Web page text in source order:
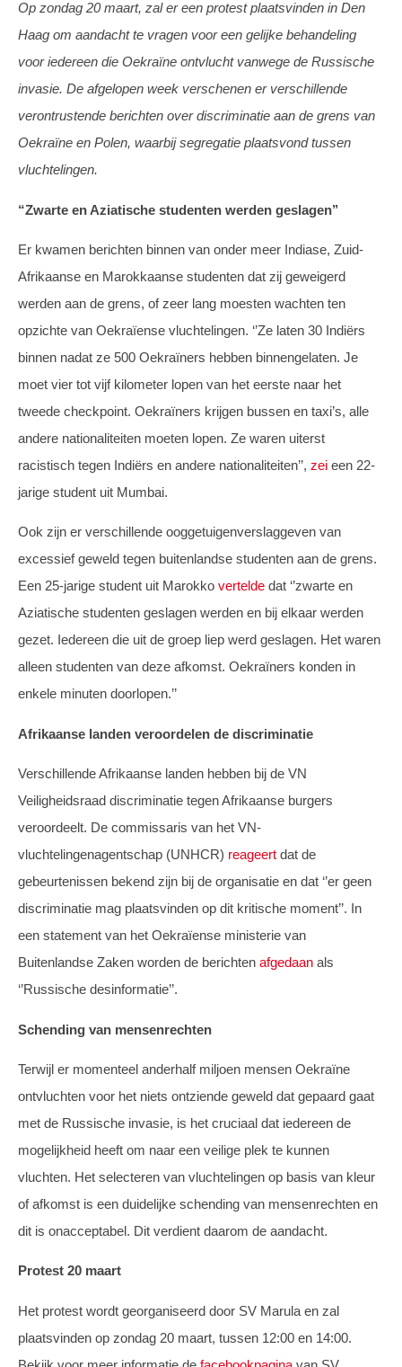
Op zondag 20 maart, zal er een protest plaatsvinden in Den
Haag om aandacht te vragen voor een gelijke behandeling
voor iedereen die Oekraïne ontvlucht vanwege de Russische
invasie. De afgelopen week verschenen er verschillende
verontrustende berichten over discriminatie aan de grens van
Oekraïne en Polen, waarbij segregatie plaatsvond tussen
vluchtelingen.
“Zwarte en Aziatische studenten werden geslagen’’
Er kwamen berichten binnen van onder meer Indiase, Zuid-
Afrikaanse en Marokkaanse studenten dat zij geweigerd
werden aan de grens, of zeer lang moesten wachten ten
opzichte van Oekraïense vluchtelingen. ‘’Ze laten 30 Indiërs
binnen nadat ze 500 Oekraïners hebben binnengelaten. Je
moet vier tot vijf kilometer lopen van het eerste naar het
tweede checkpoint. Oekraïners krijgen bussen en taxi’s, alle
andere nationaliteiten moeten lopen. Ze waren uiterst
racistisch tegen Indiërs en andere nationaliteiten’’, zei een 22-
jarige student uit Mumbai.
Ook zijn er verschillende ooggetuigenverslaggeven van
excessief geweld tegen buitenlandse studenten aan de grens.
Een 25-jarige student uit Marokko vertelde dat ‘’zwarte en
Aziatische studenten geslagen werden en bij elkaar werden
gezet. Iedereen die uit de groep liep werd geslagen. Het waren
alleen studenten van deze afkomst. Oekraïners konden in
enkele minuten doorlopen.’’
Afrikaanse landen veroordelen de discriminatie
Verschillende Afrikaanse landen hebben bij de VN
Veiligheidsraad discriminatie tegen Afrikaanse burgers
veroordeelt. De commissaris van het VN-
vluchtelingenagentschap (UNHCR) reageert dat de
gebeurtenissen bekend zijn bij de organisatie en dat ‘’er geen
discriminatie mag plaatsvinden op dit kritische moment’’. In
een statement van het Oekraïense ministerie van
Buitenlandse Zaken worden de berichten afgedaan als
‘’Russische desinformatie’’.
Schending van mensenrechten
Terwijl er momenteel anderhalf miljoen mensen Oekraïne
ontvluchten voor het niets ontziende geweld dat gepaard gaat
met de Russische invasie, is het cruciaal dat iedereen de
mogelijkheid heeft om naar een veilige plek te kunnen
vluchten. Het selecteren van vluchtelingen op basis van kleur
of afkomst is een duidelijke schending van mensenrechten en
dit is onacceptabel. Dit verdient daarom de aandacht.
Protest 20 maart
Het protest wordt georganiseerd door SV Marula en zal
plaatsvinden op zondag 20 maart, tussen 12:00 en 14:00.